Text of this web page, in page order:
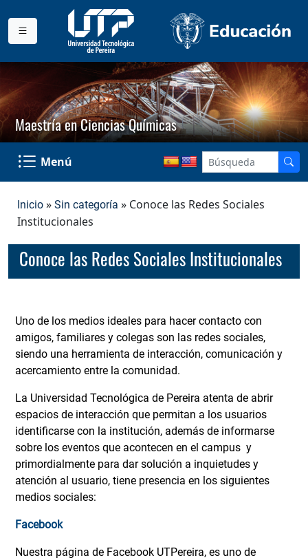
Maestría en Ciencias Químicas
Menú
Inicio » Sin categoría » Conoce las Redes Sociales
Institucionales
Conoce las Redes Sociales Institucionales
Uno de los medios ideales para hacer contacto con
amigos, familiares y colegas son las redes sociales,
siendo una herramienta de interacción, comunicación y
acercamiento entre la comunidad.
La Universidad Tecnológica de Pereira atenta de abrir
espacios de interacción que permitan a los usuarios
identificarse con la institución, además de informarse
sobre los eventos que acontecen en el campus y
primordialmente para dar solución a inquietudes y
atención al usuario, tiene presencia en los siguientes
medios sociales:
Facebook
Nuestra página de Facebook UTPereira, es uno de